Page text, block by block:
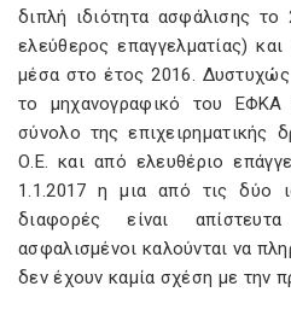
διπλή ιδιότητα ασφάλισης
ελεύθερος επαγγελματίας)
μέσα στο έτος 2016.
το μηχανογραφικό του ΕΦΚΑ
σύνολο της επιχειρηματικής
Ο.Ε. και από ελευθέριο
1.1.2017 η μια από τις δύο
διαφορές είναι
ασφαλισμένοι καλούνται να
δεν έχουν καμία σχέση με την